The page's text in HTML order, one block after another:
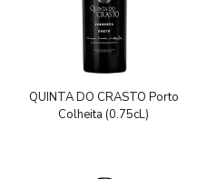
QUINTA DO CRASTO Porto
Colheita (0.75cL)